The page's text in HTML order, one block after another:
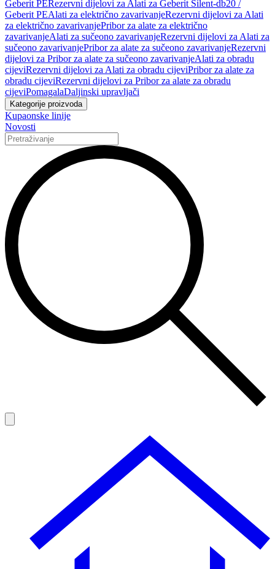
Geberit PERezervni dijelovi za Alati za Geberit Silent-db20 /
Geberit PEAlati za električno zavarivanjeRezervni dijelovi za Alati
za električno zavarivanjePribor za alate za električno
zavarivanjeAlati za sučeono zavarivanjeRezervni dijelovi za Alati za
sučeono zavarivanjePribor za alate za sučeono zavarivanjeRezervni
dijelovi za Pribor za alate za sučeono zavarivanjeAlati za obradu
cijeviRezervni dijelovi za Alati za obradu cijeviPribor za alate za
obradu cijeviRezervni dijelovi za Pribor za alate za obradu
cijeviPomagalaDaljinski upravljači
Kategorije proizvoda
Kupaonske linije
Novosti